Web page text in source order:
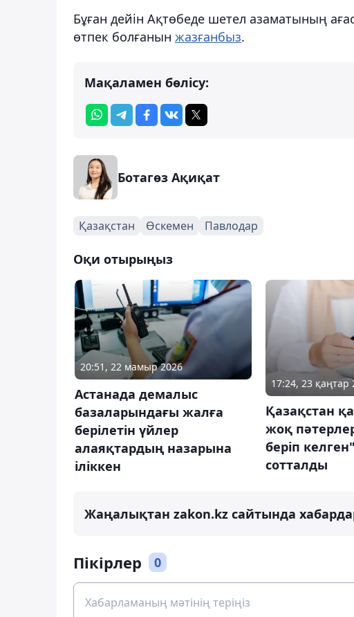
Бұған дейін Ақтөбеде шетел азаматының
өтпек болғанын жазғанбыз.
Мақаламен бөлісу:
Ботагөз Ақиқат
Қазақстан Өскемен Павлодар
Оқи отырыңыз
20:51, 22 мамыр 2026
Астанада демалыс
базаларындағы жалға
берілетін үйлер
алаяқтардың назарына
іліккен
17:24, 23 қаңтар
Қазақстан
жоқ
беріп
сотталды
Жаңалықтан zakon.kz сайтында
Пікірлер 0